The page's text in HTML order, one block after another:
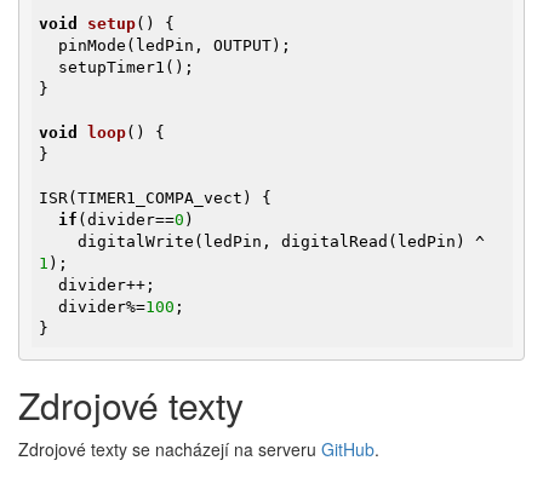
void setup()
{
}
void loop()
{
}
ISR(TIMER1_COMPA_vect) {
if (divider==0 )
1 );
  divider%=
100 ;
}
Zdrojové texty
Zdrojové texty se nacházejí na serveru GitHub.